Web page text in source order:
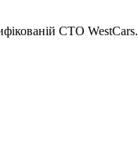
СТО WestCars.